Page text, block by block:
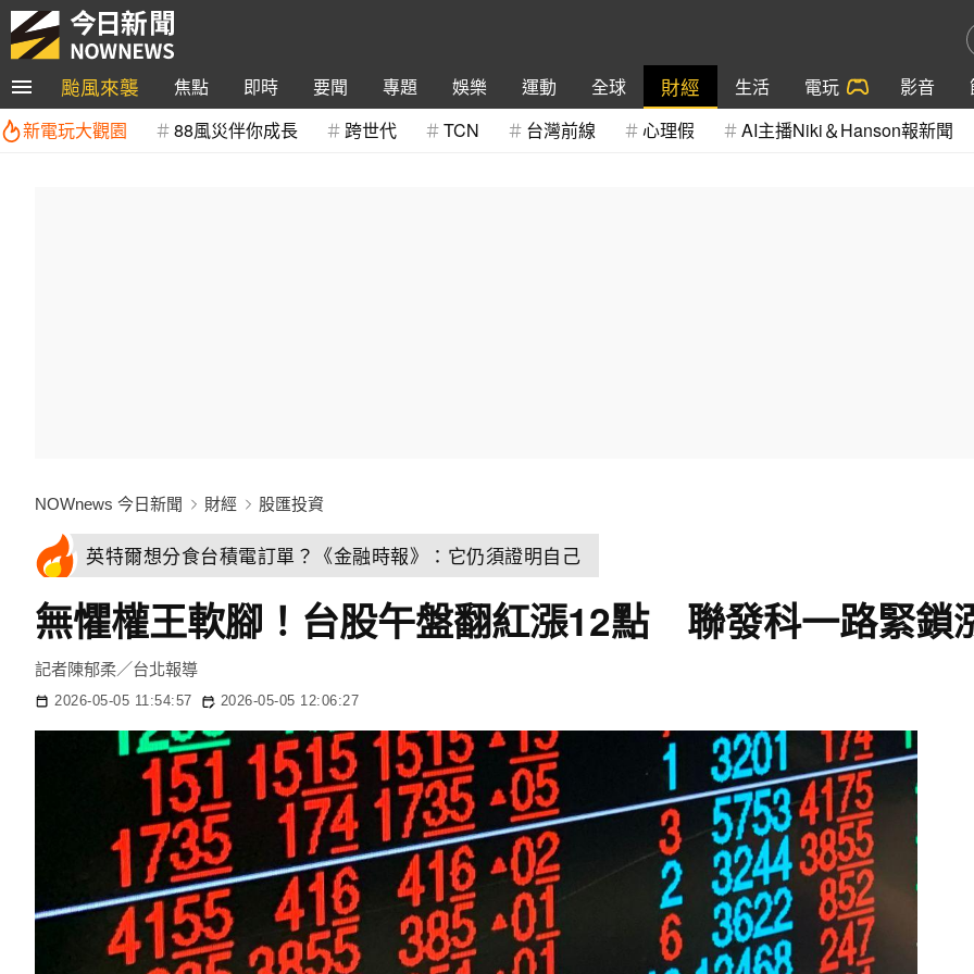
颱風來襲 焦點 即時 要聞 專題 娛樂 運動 全球 財經 生活 電玩 影音
新電玩大觀園
88風災伴你成長 跨世代 TCN 台灣前線 心理假 AI主播Niki＆Hanson報新聞
NOWnews 今日新聞 財經 股匯投資
英特爾想分食台積電訂單？《金融時報》：它仍須證明自己
無懼權王軟腳！台股午盤翻紅漲12點 聯發科一路緊鎖
記者陳郁柔／台北報導
2026-05-05 11:54:57 2026-05-05 12:06:27